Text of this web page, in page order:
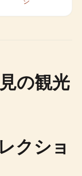
の観光
クショ